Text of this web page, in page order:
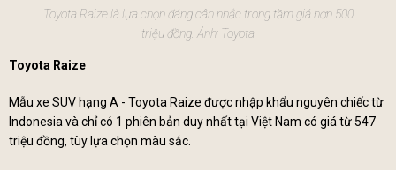
Toyota Raize là lựa chọn đáng cân nhắc trong tầm giá hơn 500
triệu đồng. Ảnh: Toyota
Toyota Raize
Mẫu xe SUV hạng A - Toyota Raize được nhập khẩu nguyên chiếc từ
Indonesia và chỉ có 1 phiên bản duy nhất tại Việt Nam có giá từ 547
triệu đồng, tùy lựa chọn màu sắc.